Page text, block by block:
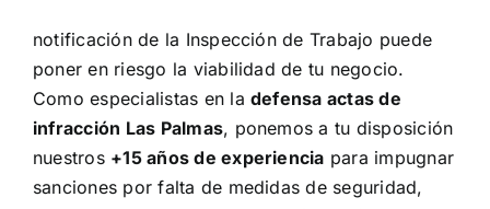
notificación de la Inspección de Trabajo puede
poner en riesgo la viabilidad de tu negocio.
Como especialistas en la defensa actas de
infracción Las Palmas, ponemos a tu disposición
nuestros +15 años de experiencia para impugnar
sanciones por falta de medidas de seguridad,